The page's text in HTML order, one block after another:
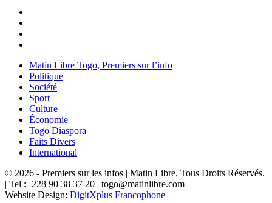
Matin Libre Togo, Premiers sur l’info
Politique
Société
Sport
Culture
Économie
Togo Diaspora
Faits Divers
International
© 2026 - Premiers sur les infos | Matin Libre. Tous Droits Réservés.
| Tel :+228 90 38 37 20 | togo@matinlibre.com
Website Design: DigitXplus Francophone